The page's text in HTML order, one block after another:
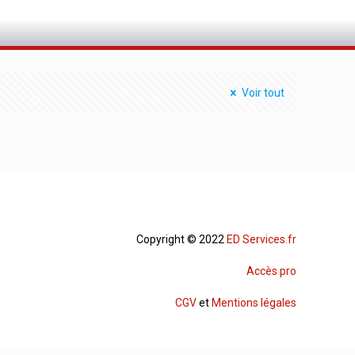
Voir tout
Copyright © 2022 ED Services.fr
Accès pro
CGVet Mentions légales